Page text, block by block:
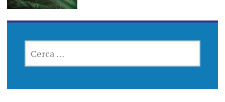
PER: